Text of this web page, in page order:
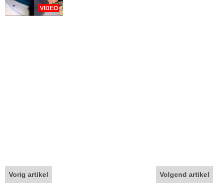
VIDEO
Vorig artikel Volgend artikel